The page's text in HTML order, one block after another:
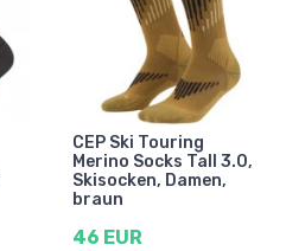
CEP Ski Touring
Merino Socks Tall 3.0,
Skisocken, Damen,
braun
46 EUR